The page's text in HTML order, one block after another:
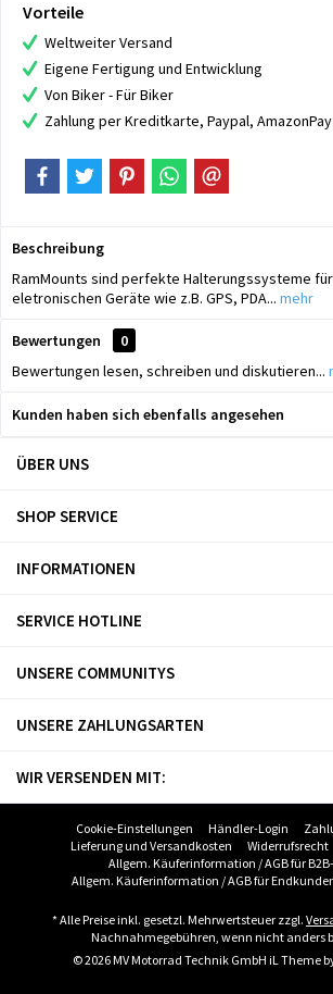
Vorteile
Weltweiter Versand
Eigene Fertigung und Entwicklung
Von Biker - Für Biker
Zahlung per Kreditkarte, Paypal,
Beschreibung
RamMounts sind perfekte Halterungssysteme
eletronischen Geräte wie z.B. GPS, PDA... mehr
Bewertungen
0
Bewertungen lesen, schreiben und diskutieren...
Kunden haben sich ebenfalls angesehen
ÜBER UNS
SHOP SERVICE
INFORMATIONEN
SERVICE HOTLINE
UNSERE COMMUNITYS
UNSERE ZAHLUNGSARTEN
WIR VERSENDEN MIT:
Cookie-Einstellungen Händler-Login
Lieferung und Versandkosten
Widerrufsrecht
Allgem. Käuferinformation / AGB für
Allgem. Käuferinformation / AGB für
* Alle Preise inkl. gesetzl. Mehrwertsteuer zzgl.
Nachnahmegebühren, wenn nicht anders
© 2026 MV Motorrad Technik GmbH iL Theme